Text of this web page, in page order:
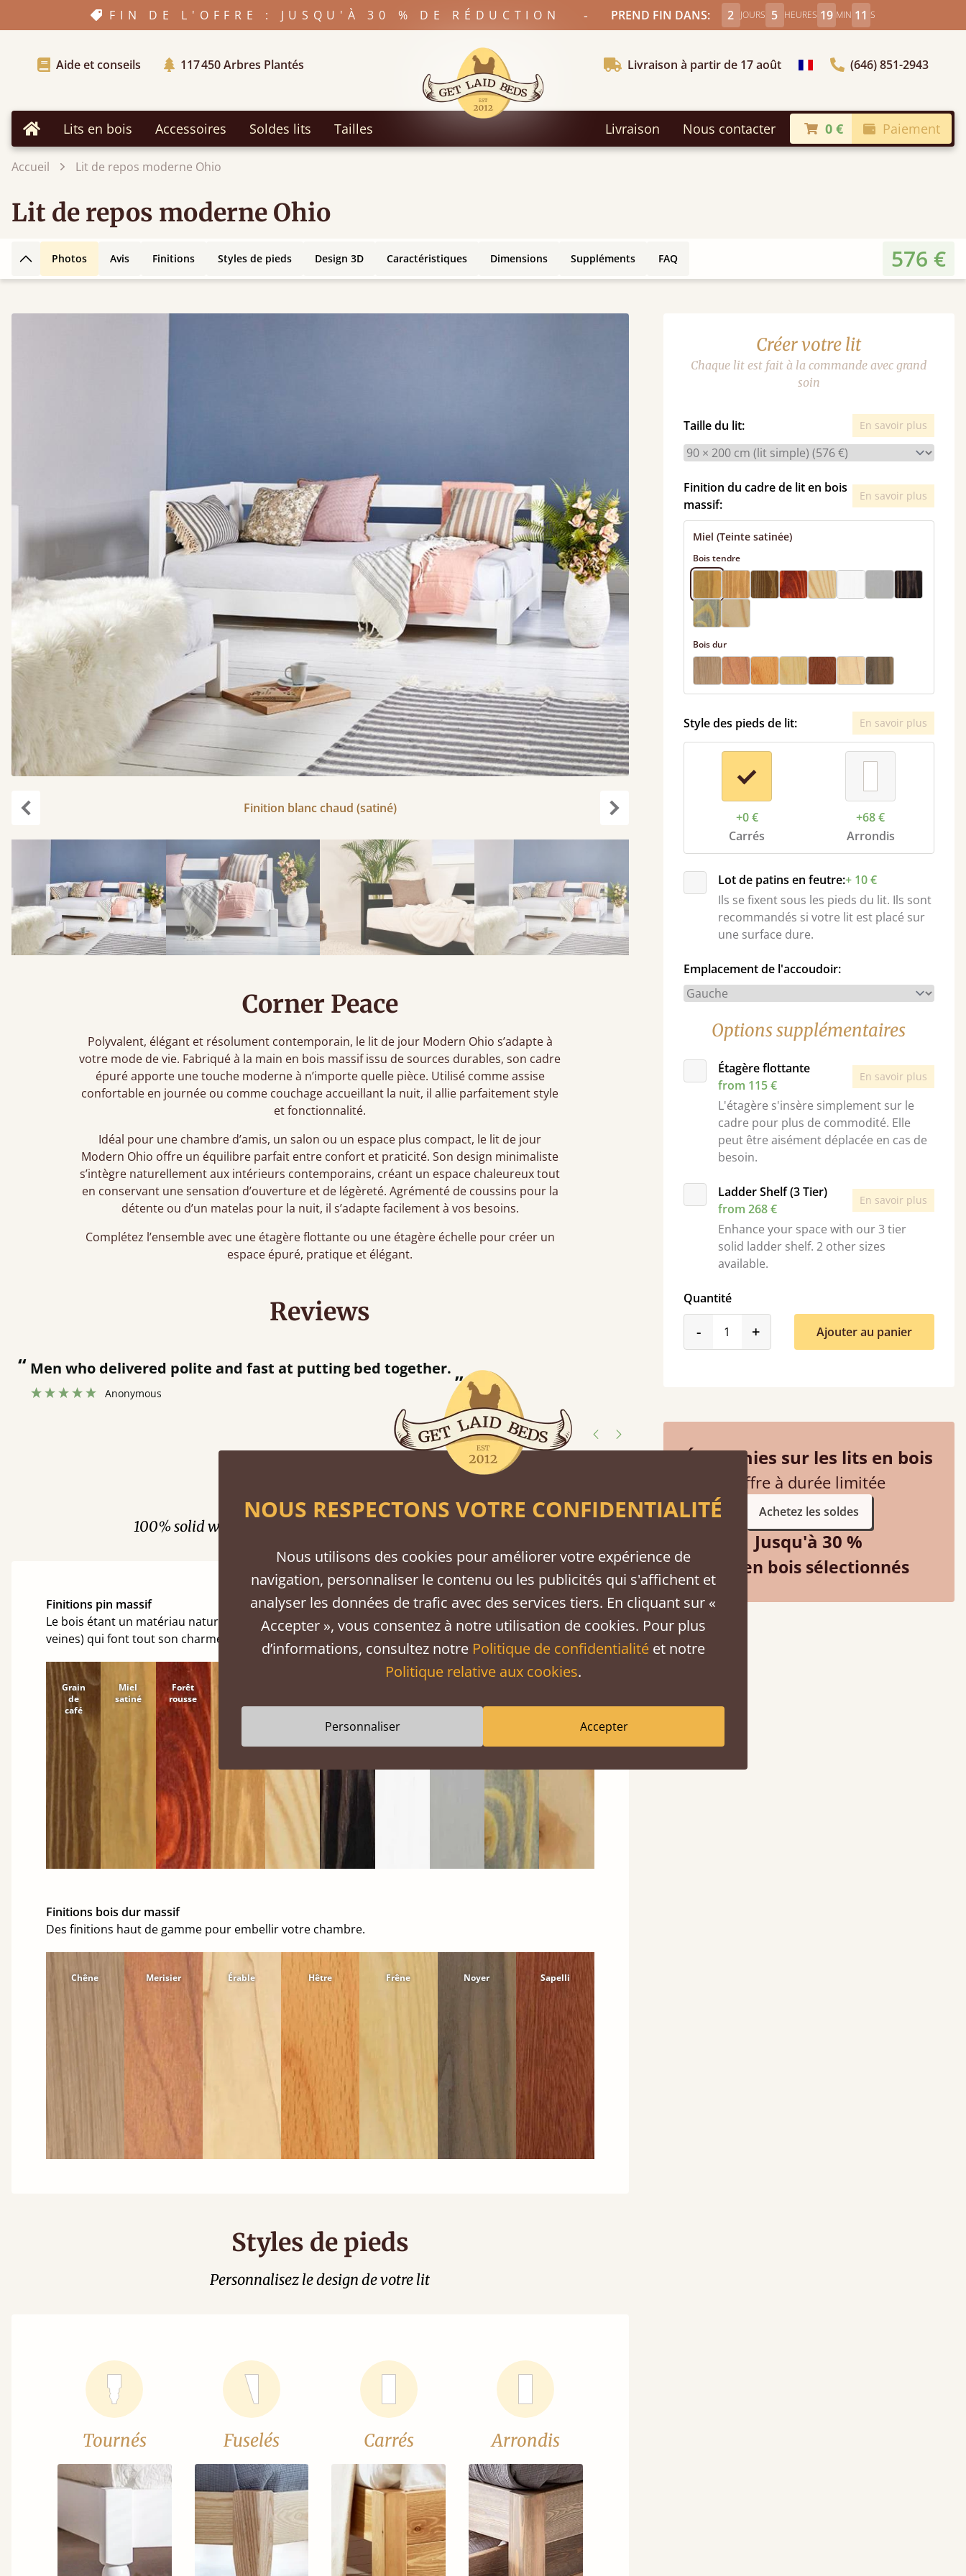
FIN DE L'OFFRE : JUSQU'À 30 % DE RÉDUCTION - PREND FIN DANS: 2 JOURS 5 HEURES 19 MIN 9 S
Aide et conseils 117 450Arbres Plantés Livraison à partir de 17 août Choisir le pays(646) 851-2943
Accueil Lits en bois Accessoires Soldes lits Tailles Livraison Nous contacter 0 € Paiement
Accueil Lit de repos moderne Ohio
Lit de repos moderne Ohio
Retour en haut de la page
Photos Avis Finitions Styles de pieds Design 3D Caractéristiques Dimensions Suppléments FAQ 576 €
Finition blanc chaud (satiné)
Corner Peace
Polyvalent, élégant et résolument contemporain, le lit de jour Modern Ohio s’adapte à
votre mode de vie. Fabriqué à la main en bois massif issu de sources durables, son cadre
épuré apporte une touche moderne à n’importe quelle pièce. Utilisé comme assise
confortable en journée ou comme couchage accueillant la nuit, il allie parfaitement style
et fonctionnalité.
Idéal pour une chambre d’amis, un salon ou un espace plus compact, le lit de jour
Modern Ohio offre un équilibre parfait entre confort et praticité. Son design minimaliste
s’intègre naturellement aux intérieurs contemporains, créant un espace chaleureux tout
en conservant une sensation d’ouverture et de légèreté. Agrémenté de coussins pour la
détente ou d’un matelas pour la nuit, il s’adapte facilement à vos besoins.
Complétez l’ensemble avec une étagère flottante ou une étagère échelle pour créer un
espace épuré, pratique et élégant.
Créer votre lit
Chaque lit est fait à la commande avec grand
soin
Taille du lit: En savoir plus
Finition du cadre de lit en bois
massif:
En savoir plus
Miel (Teinte satinée)
Bois tendre
Bois dur
Style des pieds de lit: En savoir plus
+0 €
Carrés
+68 €
Arrondis
Lot de patins en feutre:+ 10 €
Ils se fixent sous les pieds du lit. Ils sont
recommandés si votre lit est placé sur
une surface dure.
Emplacement de l'accoudoir:
Options supplémentaires
Étagère flottante
from 115 €
En savoir plus
L'étagère s'insère simplement sur le
cadre pour plus de commodité. Elle
peut être aisément déplacée en cas de
besoin.
Ladder Shelf (3 Tier)
from 268 €
En savoir plus
Enhance your space with our 3 tier
solid ladder shelf. 2 other sizes
available.
Quantité
-product_form.decrease
+product_form.increase
Ajouter au panier
Économies sur les lits en bois
Offre à durée limitée
Achetez les soldes
Jusqu'à 30 %
Lits en bois sélectionnés
Reviews
at putting bed together. “ Great bed - easy to assemble! Delivery was great and able to track items and was
contacted when they were half an hour away!
Justine Walker
100% solid wood. Choose between softwood or hardwood.
Finitions pin massif
Le bois étant un matériau naturel et vivant, il sera marqué par de petites irrégularités (nœuds et
veines) qui font tout son charme.
Grain
de
café
Miel
satiné
Forêt
rousse
Finitions bois dur massif
Des finitions haut de gamme pour embellir votre chambre.
Chêne Merisier Érable Hêtre Frêne Noyer Sapelli
Styles de pieds
Personnalisez le design de votre lit
Tournés Fuselés Carrés Arrondis
NOUS RESPECTONS VOTRE CONFIDENTIALITÉ
Nous utilisons des cookies pour améliorer votre expérience de
navigation, personnaliser le contenu ou les publicités qui s'affichent et
analyser les données de trafic avec des services tiers. En cliquant sur «
Accepter », vous consentez à notre utilisation de cookies. Pour plus
d’informations, consultez notre Politique de confidentialitéet notre
Politique relative aux cookies.
Personnaliser Accepter